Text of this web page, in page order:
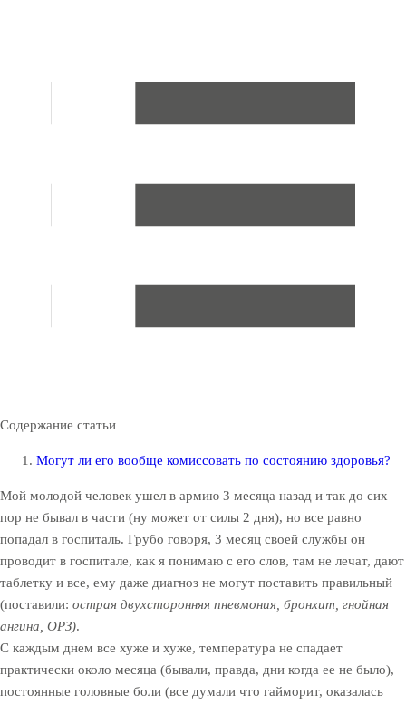
Содержание статьи
Могут ли его вообще комиссовать по состоянию здоровья?
Мой молодой человек ушел в армию 3 месяца назад и так до сих
пор не бывал в части (ну может от силы 2 дня), но все равно
попадал в госпиталь. Грубо говоря, 3 месяц своей службы он
проводит в госпитале, как я понимаю с его слов, там не лечат, дают
таблетку и все, ему даже диагноз не могут поставить правильный
(поставили: острая двухсторонняя пневмония, бронхит, гнойная
ангина, ОРЗ).
С каждым днем все хуже и хуже, температура не спадает
практически около месяца (бывали, правда, дни когда ее не было),
постоянные головные боли (все думали что гайморит, оказалась